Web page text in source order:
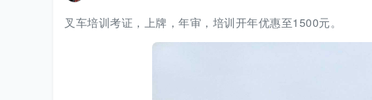
叉车培训考证，上牌，年审，培训开年优惠至1500元。